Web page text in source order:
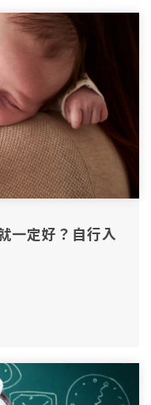
一定好？自行入